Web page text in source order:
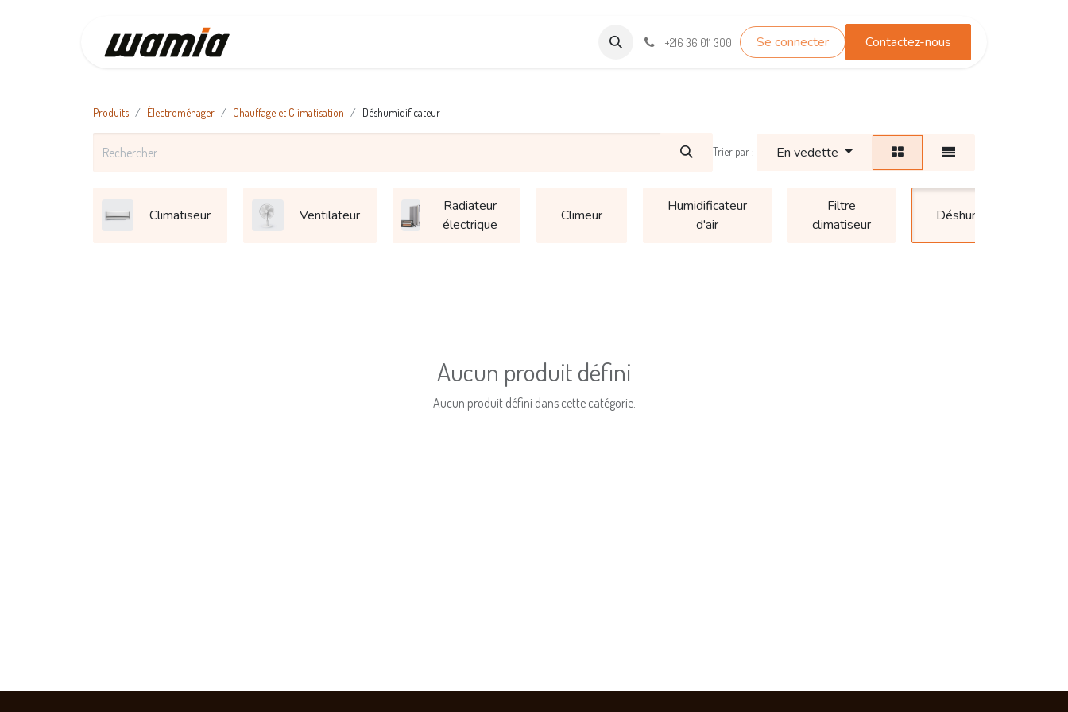
Wamia Marketpalce TEST_WHATSAPP Contactez-nous
+216 36 011 300 Se connecter Contactez-nous
Produits Électroménager Chauffage et Climatisation Déshumidificateur
Trier par : En vedette
Climatiseur Ventilateur
Radiateur
électrique
Climeur
Humidificateur
d'air
Filtre
climatiseur
Déshumidificateur
Aucun produit défini
Aucun produit défini dans cette catégorie.